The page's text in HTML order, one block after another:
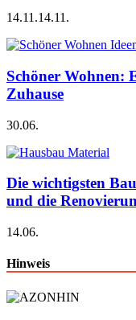
14.11.14.11.
Schöner Wohnen:
Zuhause
30.06.
Die wichtigsten
und die
14.06.
Hinweis